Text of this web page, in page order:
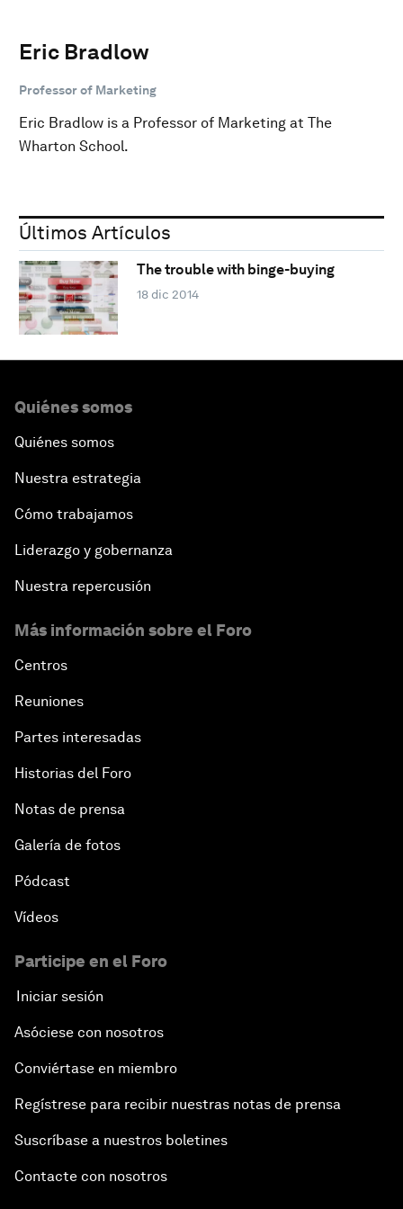
Eric Bradlow
Professor of Marketing
Eric Bradlow is a Professor of Marketing at The
Wharton School.
Últimos Artículos
The trouble with binge-buying
18 dic 2014
Quiénes somos
Quiénes somos
Nuestra estrategia
Cómo trabajamos
Liderazgo y gobernanza
Nuestra repercusión
Más información sobre el Foro
Centros
Reuniones
Partes interesadas
Historias del Foro
Notas de prensa
Galería de fotos
Pódcast
Vídeos
Participe en el Foro
Iniciar sesión
Asóciese con nosotros
Conviértase en miembro
Regístrese para recibir nuestras notas de prensa
Suscríbase a nuestros boletines
Contacte con nosotros